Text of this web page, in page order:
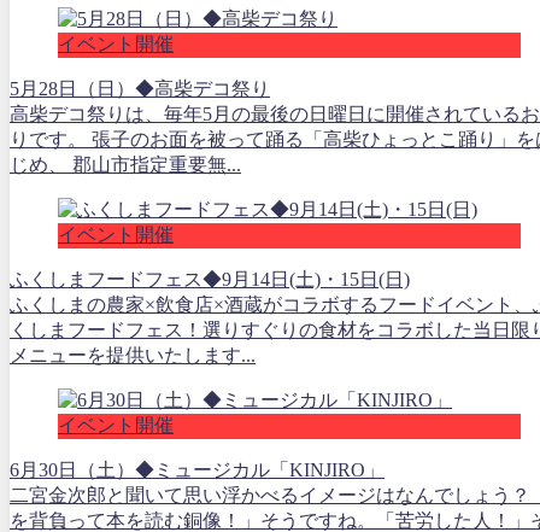
イベント開催
5月28日（日）◆高柴デコ祭り
高柴デコ祭りは、毎年5月の最後の日曜日に開催されている
りです。 張子のお面を被って踊る「高柴ひょっとこ踊り」を
じめ、 郡山市指定重要無...
イベント開催
ふくしまフードフェス◆9月14日(土)・15日(日)
ふくしまの農家×飲食店×酒蔵がコラボするフードイベント、
くしまフードフェス！選りすぐりの食材をコラボした当日限
メニューを提供いたします...
イベント開催
6月30日（土）◆ミュージカル「KINJIRO」
二宮金次郎と聞いて思い浮かべるイメージはなんでしょう？
を背負って本を読む銅像！」そうですね。「苦労した人！」